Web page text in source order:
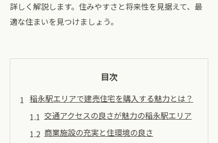
詳しく解説します。住みやすさと将来性を見据えて、最
適な住まいを見つけましょう。
目次
稲永駅エリアで建売住宅を購入する魅力とは？
交通アクセスの良さが魅力の稲永駅エリア
商業施設の充実と住環境の良さ